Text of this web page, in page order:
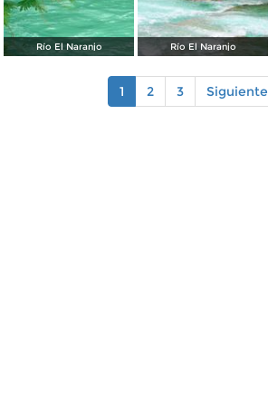
Río El Naranjo Río El Naranjo
1 2 3 Siguiente